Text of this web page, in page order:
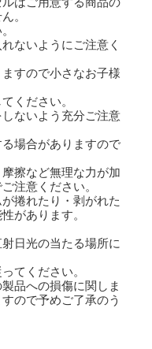
。
ないようにご注意く
すので小さなお子様
ください。
ないよう充分ご注意
場合がありますので
擦など無理な力が加
注意ください。
捲れたり・剥がれた
があります。
日光の当たる場所に
てください。
品への損傷に関しま
ので予めご了承のう